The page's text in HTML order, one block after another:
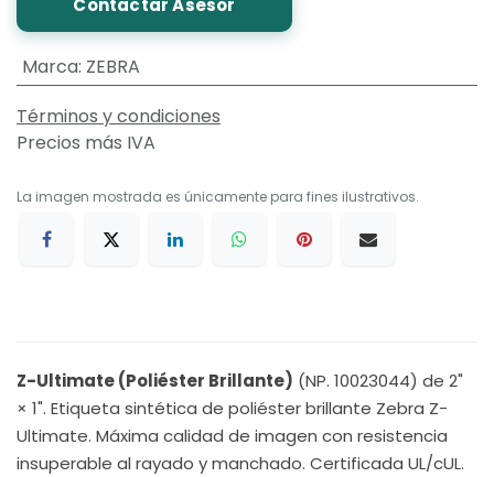
Contactar Asesor
Marca: ZEBRA
Términos y condiciones
Precios más IVA
La imagen mostrada es únicamente para fines ilustrativos.
Z-Ultimate (Poliéster Brillante) (NP. 10023044) de 2"
× 1". Etiqueta sintética de poliéster brillante Zebra Z-
Ultimate. Máxima calidad de imagen con resistencia
insuperable al rayado y manchado. Certificada UL/cUL.